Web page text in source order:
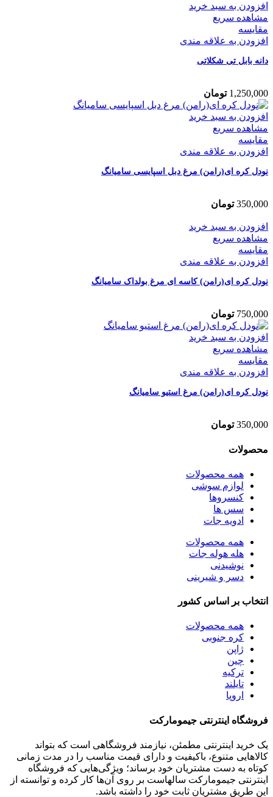
افزودن به سبد خرید
مشاهده سریع
مقایسه
افزودن به علاقه مندی
دانه بابل تی شکلاتی
1,250,000 تومان
افزودن به سبد خرید
مشاهده سریع
مقایسه
افزودن به علاقه مندی
نودل کره ای(رامن) مرغ دبل اسپایسی سامیانگ
350,000 تومان
افزودن به سبد خرید
مشاهده سریع
مقایسه
افزودن به علاقه مندی
نودل کره ای(رامن) کاسه ای مرغ بولداک سامیانگ
750,000 تومان
افزودن به سبد خرید
مشاهده سریع
مقایسه
افزودن به علاقه مندی
نودل کره ای(رامن) مرغ استیو سامیانگ
350,000 تومان
محصولات
همه محصولات
لوازم سوشی
کنسروها
سس ها
ادویه جات
همه محصولات
هله هوله جات
نوشیدنی
دسر و شیرینی
انتخاب بر اساس کشور
همه محصولات
کره جنوبی
ژاپن
چین
ترکیه
تایلند
اروپا
فروشگاه اینترنتی جیمومارکت
یک خرید اینترنتی مطمئن، نیازمند فروشگاهی است که بتواند
کالاهایی متنوع، باکیفیت و دارای قیمت مناسب را در مدت زمانی
کوتاه به دست مشتریان خود برساند؛ ویژگی‌هایی که فروشگاه
اینترنتی جیمومارکت سالهاست بر روی آن‌ها کار کرده و توانسته از
این طریق مشتریان ثابت خود را داشته باشد.